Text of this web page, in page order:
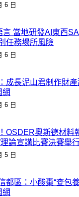
6 日
言 當地研發AI東西
任務場所風險
6 日
成長泥山君制作財
網
6 日
OSDER奧斯德材料
論宣講比賽決賽舉
5 日
都區：小酸棗“查包
網